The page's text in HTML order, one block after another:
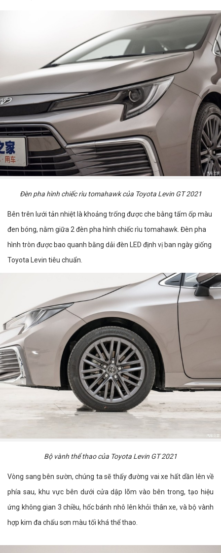
Đèn pha hình chiếc rìu tomahawk của Toyota Levin GT 2021
Bên trên lưới tản nhiệt là khoảng trống được che bằng tấm ốp màu
đen bóng, nằm giữa 2 đèn pha hình chiếc rìu tomahawk. Đèn pha
hình tròn được bao quanh bằng dải đèn LED định vị ban ngày giống
Toyota Levin tiêu chuẩn.
Bộ vành thể thao của Toyota Levin GT 2021
Vòng sang bên sườn, chúng ta sẽ thấy đường vai xe hất dần lên về
phía sau, khu vực bên dưới cửa dập lõm vào bên trong, tạo hiệu
ứng không gian 3 chiều, hốc bánh nhô lên khỏi thân xe, và bộ vành
hợp kim đa chấu sơn màu tối khá thể thao.